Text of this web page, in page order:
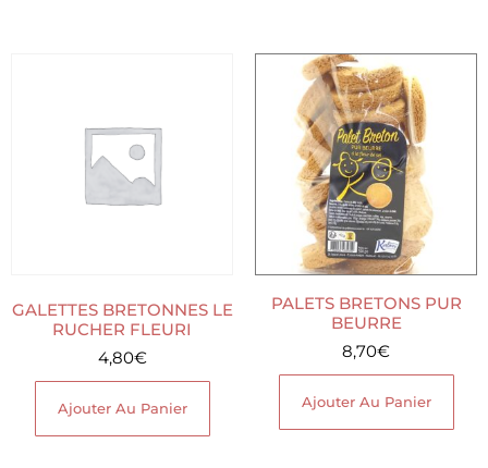
GALETTES BRETONNES LE
RUCHER FLEURI
4,80€
Ajouter Au Panier
PALETS BRETONS PUR
BEURRE
8,70€
Ajouter Au Panier